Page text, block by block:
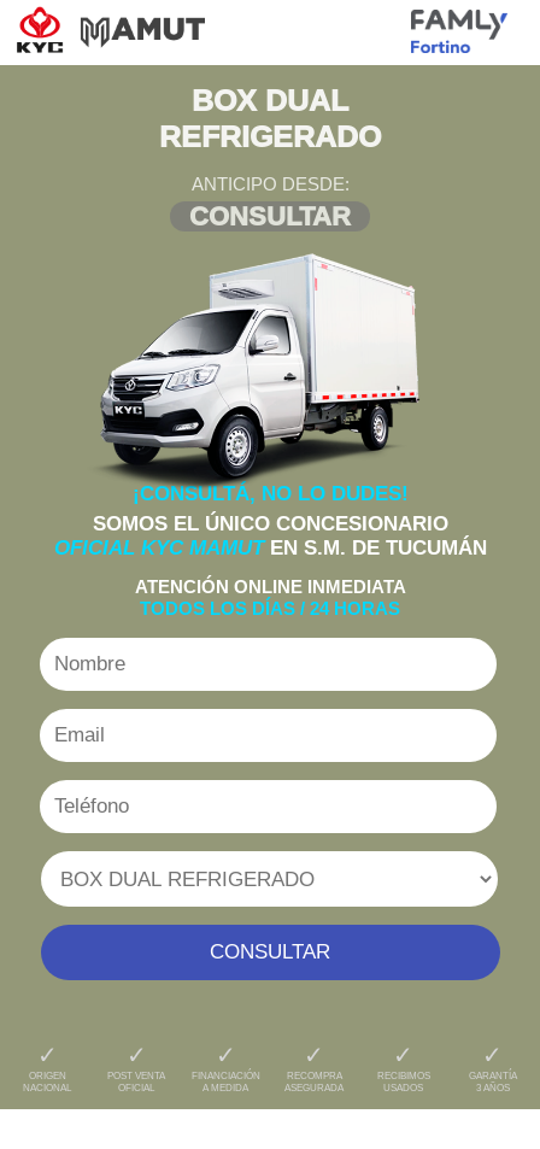
BOX DUAL
REFRIGERADO
ANTICIPO DESDE:
CONSULTAR
¡CONSULTÁ, NO LO DUDES!
SOMOS EL ÚNICO CONCESIONARIO
OFICIAL KYC MAMUTEN S.M. DE TUCUMÁN
ATENCIÓN ONLINE INMEDIATA
TODOS LOS DÍAS / 24 HORAS
CONSULTAR
✓
ORIGEN
NACIONAL
✓
POST VENTA
OFICIAL
✓
FINANCIACIÓN
A MEDIDA
✓
RECOMPRA
ASEGURADA
✓
RECIBIMOS
USADOS
✓
GARANTÍA
3 AÑOS